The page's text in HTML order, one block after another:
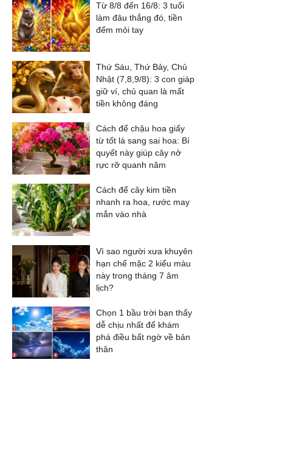
Từ 8/8 đến 16/8: 3 tuổi
làm đâu thắng đó, tiền
đếm mỏi tay
Thứ Sáu, Thứ Bảy, Chủ
Nhật (7,8,9/8): 3 con giáp
giữ ví, chủ quan là mất
tiền không đáng
Cách để chậu hoa giấy
từ tốt lá sang sai hoa: Bí
quyết này giúp cây nở
rực rỡ quanh năm
Cách để cây kim tiền
nhanh ra hoa, rước may
mắn vào nhà
Vì sao người xưa khuyên
hạn chế mặc 2 kiểu màu
này trong tháng 7 âm
lịch?
Chọn 1 bầu trời bạn thấy
dễ chịu nhất để khám
phá điều bất ngờ về bản
thân